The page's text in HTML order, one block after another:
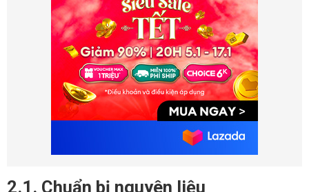
2.1. Chuẩn bị nguyên liệu